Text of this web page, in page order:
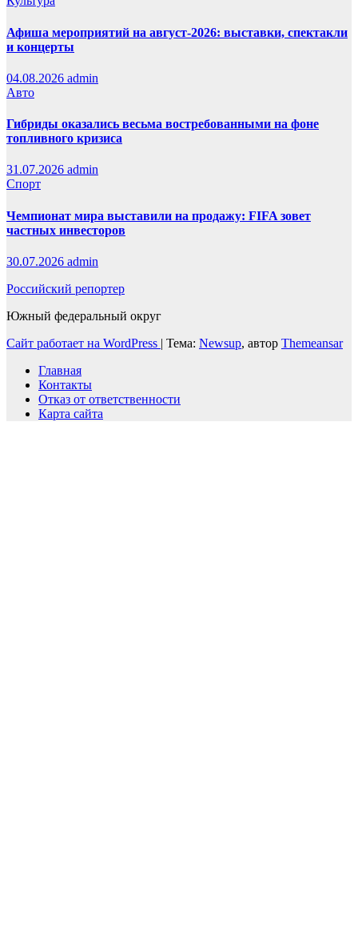
Афиша мероприятий на август-2026: выставки, спектакли
и концерты
04.08.2026 admin
Авто
Гибриды оказались весьма востребованными на фоне
топливного кризиса
31.07.2026 admin
Спорт
Чемпионат мира выставили на продажу: FIFA зовет
частных инвесторов
30.07.2026 admin
Российский репортер
Южный федеральный округ
Сайт работает на WordPress | Тема: Newsup, автор Themeansar
Главная
Контакты
Отказ от ответственности
Карта сайта